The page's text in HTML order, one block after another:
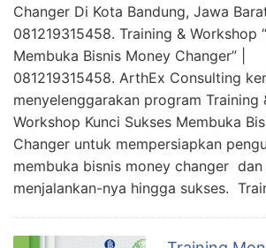
Changer Di Kota Bandung, Jawa Barat
081219315458. Training & Workshop
Membuka Bisnis Money Changer” |
081219315458. ArthEx Consulting
menyelenggarakan program Training
Workshop Kunci Sukses Membuka
Changer untuk mempersiapkan
membuka bisnis money changer
menjalankan-nya hingga sukses.